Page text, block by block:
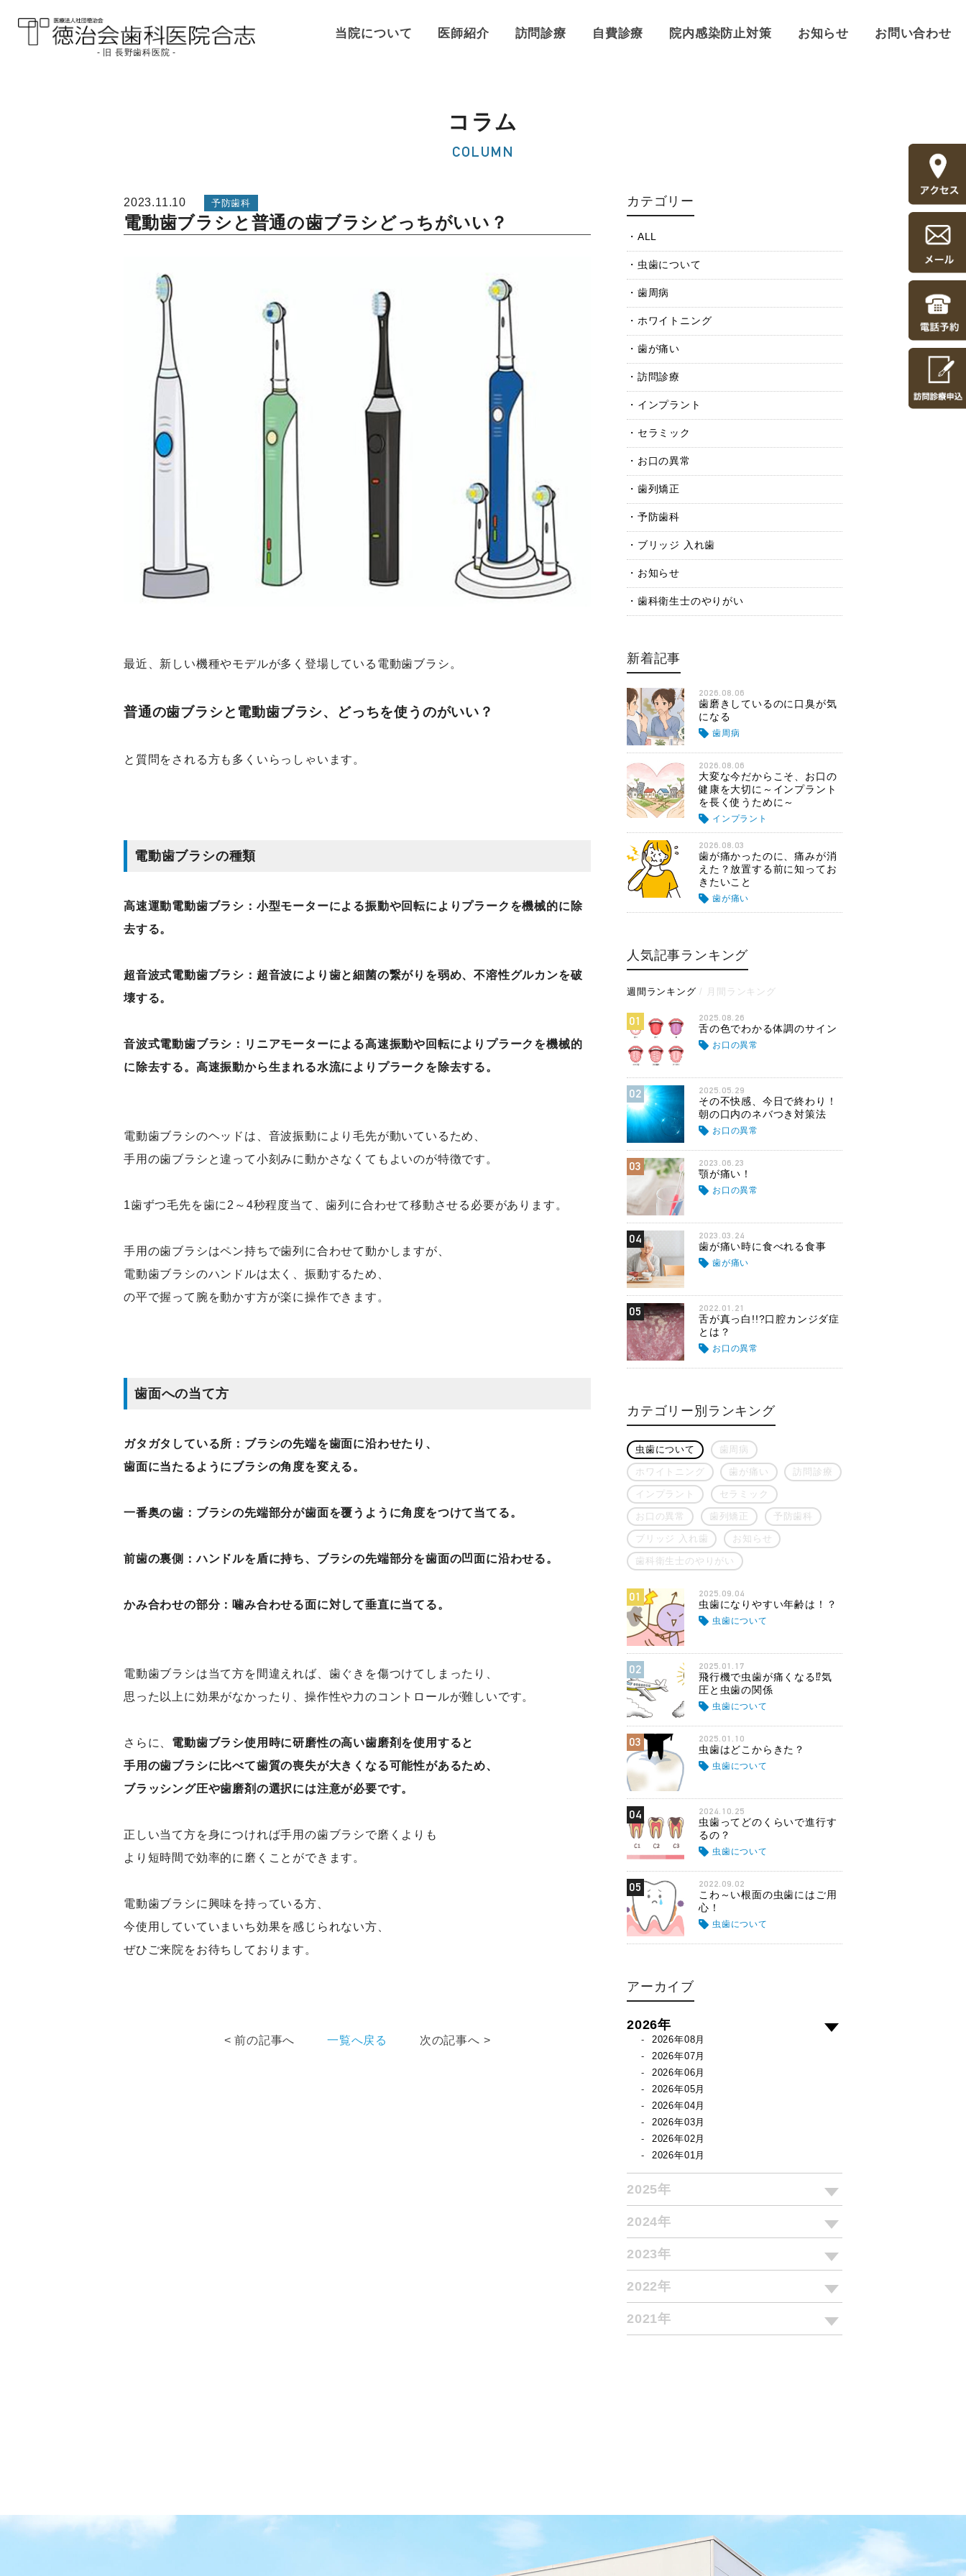
医療法人社団徳治会
- 旧 長野歯科医院 -
当院について 医師紹介 訪問診療 自費診療 院内感染防止対策 お知らせ お問い合わせ
コラム
COLUMN
2023.11.10 予防歯科
電動歯ブラシと普通の歯ブラシどっちがいい？
最近、新しい機種やモデルが多く登場している電動歯ブラシ。
普通の歯ブラシと電動歯ブラシ、どっちを使うのがいい？
と質問をされる方も多くいらっしゃいます。
電動歯ブラシの種類
高速運動電動歯ブラシ：小型モーターによる振動や回転によりプラークを機械的に除
去する。
超音波式電動歯ブラシ：超音波により歯と細菌の繋がりを弱め、不溶性グルカンを破
壊する。
音波式電動歯ブラシ：リニアモーターによる高速振動や回転によりプラークを機械的
に除去する。 高速振動から生まれる水流によりプラークを除去する。
電動歯ブラシのヘッドは、音波振動により毛先が動いているため、
手用の歯ブラシと違って小刻みに動かさなくてもよいのが特徴です。
1歯ずつ毛先を歯に2～4秒程度当て、歯列に合わせて移動させる必要があります。
手用の歯ブラシはペン持ちで歯列に合わせて動かしますが、
電動歯ブラシのハンドルは太く、振動するため、
の平で握って腕を動かす方が楽に操作できます。
歯面への当て方
ガタガタしている所：ブラシの先端を歯面に沿わせたり、
歯面に当たるようにブラシの角度を変える。
一番奥の歯：ブラシの先端部分が歯面を覆うように角度をつけて当てる。
前歯の裏側：ハンドルを盾に持ち、ブラシの先端部分を歯面の凹面に沿わせる。
かみ合わせの部分：噛み合わせる面に対して垂直に当てる。
電動歯ブラシは当て方を間違えれば、歯ぐきを傷つけてしまったり、
思った以上に効果がなかったり、操作性や力のコントロールが難しいです。
さらに、 電動歯ブラシ使用時に研磨性の高い歯磨剤を使用すると
手用の歯ブラシに比べて歯質の喪失が大きくなる可能性があるため、
ブラッシング圧や歯磨剤の選択には注意が必要です。
正しい当て方を身につければ手用の歯ブラシで磨くよりも
より短時間で効率的に磨くことができます。
電動歯ブラシに興味を持っている方、
今使用していていまいち効果を感じられない方、
ぜひご来院をお待ちしております。
< 前の記事へ 一覧へ戻る 次の記事へ >
カテゴリー
ALL
虫歯について
歯周病
ホワイトニング
歯が痛い
訪問診療
インプラント
セラミック
お口の異常
歯列矯正
予防歯科
ブリッジ 入れ歯
お知らせ
歯科衛生士のやりがい
新着記事
2026.08.06
歯磨きしているのに口臭が気
になる
歯周病
2026.08.06
大変な今だからこそ、お口の
健康を大切に～インプラント
を長く使うために～
インプラント
2026.08.03
歯が痛かったのに、痛みが消
えた？放置する前に知ってお
きたいこと
歯が痛い
人気記事ランキング
週間ランキング 月間ランキング
01 2025.08.26
舌の色でわかる体調のサイン
お口の異常
02 2025.05.29
その不快感、今日で終わり！
朝の口内のネバつき対策法
お口の異常
03 2023.06.23
顎が痛い！
お口の異常
04 2023.03.24
歯が痛い時に食べれる食事
歯が痛い
05 2022.01.21
舌が真っ白!!?口腔カンジダ症
とは？
お口の異常
カテゴリー別ランキング
虫歯について 歯周病
ホワイトニング 歯が痛い 訪問診療
インプラント セラミック
お口の異常 歯列矯正 予防歯科
ブリッジ 入れ歯 お知らせ
歯科衛生士のやりがい
01 2025.09.04
虫歯になりやすい年齢は！？
虫歯について
02 2025.01.17
飛行機で虫歯が痛くなる⁉気
圧と虫歯の関係
虫歯について
03 2025.01.10
虫歯はどこからきた？
虫歯について
04 2024.10.25
虫歯ってどのくらいで進行す
るの？
虫歯について
05 2022.09.02
こわ～い根面の虫歯にはご用
心！
虫歯について
アーカイブ
2026年
2026年08月
2026年07月
2026年06月
2026年05月
2026年04月
2026年03月
2026年02月
2026年01月
2025年
2024年
2023年
2022年
2021年